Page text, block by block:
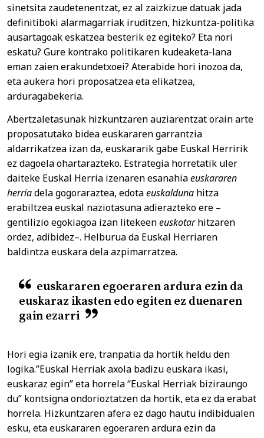
sinetsita zaudetenentzat, ez al zaizkizue datuak jada
definitiboki alarmagarriak iruditzen, hizkuntza-politika
ausartagoak eskatzea besterik ez egiteko? Eta nori
eskatu? Gure kontrako politikaren kudeaketa-lana
eman zaien erakundetxoei? Aterabide hori inozoa da,
eta aukera hori proposatzea eta elikatzea,
arduragabekeria.
Abertzaletasunak hizkuntzaren auziarentzat orain arte
proposatutako bidea euskararen garrantzia
aldarrikatzea izan da, euskararik gabe Euskal Herririk
ez dagoela ohartarazteko. Estrategia horretatik uler
daiteke Euskal Herria izenaren esanahiaeuskararen
herriadela gogoraraztea, edotaeuskalduna hitza
erabiltzea euskal naziotasuna adierazteko ere –
gentilizio egokiagoa izan litekeeneuskotarhitzaren
ordez, adibidez–. Helburua da Euskal Herriaren
baldintza euskara dela azpimarratzea.
euskararen egoeraren ardura ezin da
euskaraz ikasten edo egiten ez duenaren
gain ezarri
Hori egia izanik ere, tranpatia da hortik heldu den
logika.”Euskal Herriak axola badizu euskara ikasi,
euskaraz egin” eta horrela “Euskal Herriak biziraungo
du” kontsigna ondorioztatzen da hortik, eta ez da erabat
horrela. Hizkuntzaren afera ez dago hautu indibidualen
esku, eta euskararen egoeraren ardura ezin da